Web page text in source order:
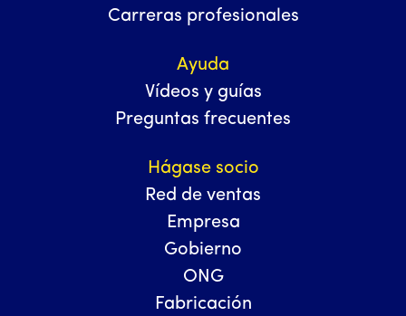
Carreras profesionales
Ayuda
Vídeos y guías
Preguntas frecuentes
Hágase socio
Red de ventas
Empresa
Gobierno
ONG
Fabricación